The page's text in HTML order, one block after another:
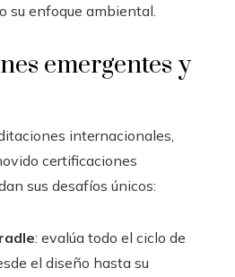
su enfoque ambiental.
emergentes y
internacionales,
certificaciones
sus desafíos únicos:
: evalúa todo el ciclo de
el diseño hasta su